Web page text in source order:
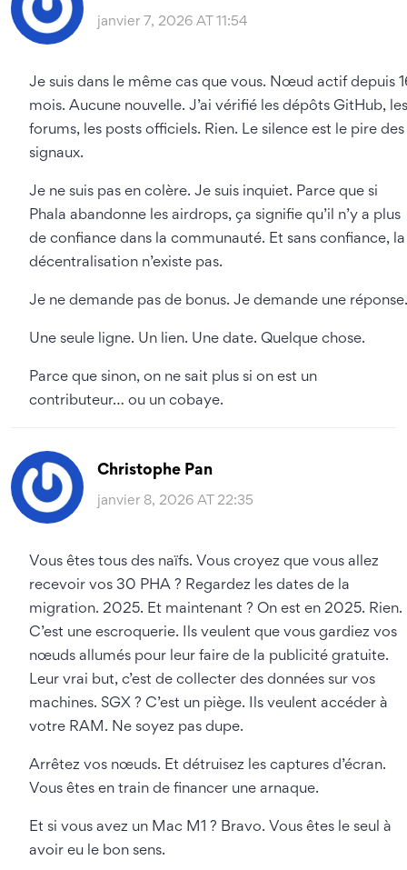
janvier 7, 2026 AT 11:54
Je suis dans le même cas que vous. Nœud actif depuis
mois. Aucune nouvelle. J’ai vérifié les dépôts GitHub, les
forums, les posts officiels. Rien. Le silence est le pire des
signaux.
Je ne suis pas en colère. Je suis inquiet. Parce que si
Phala abandonne les airdrops, ça signifie qu’il n’y a plus
de confiance dans la communauté. Et sans confiance, la
décentralisation n’existe pas.
Je ne demande pas de bonus. Je demande une réponse.
Une seule ligne. Un lien. Une date. Quelque chose.
Parce que sinon, on ne sait plus si on est un
contributeur… ou un cobaye.
Christophe Pan
janvier 8, 2026 AT 22:35
Vous êtes tous des naïfs. Vous croyez que vous allez
recevoir vos 30 PHA ? Regardez les dates de la
migration. 2025. Et maintenant ? On est en 2025. Rien.
C’est une escroquerie. Ils veulent que vous gardiez vos
nœuds allumés pour leur faire de la publicité gratuite.
Leur vrai but, c’est de collecter des données sur vos
machines. SGX ? C’est un piège. Ils veulent accéder à
votre RAM. Ne soyez pas dupe.
Arrêtez vos nœuds. Et détruisez les captures d’écran.
Vous êtes en train de financer une arnaque.
Et si vous avez un Mac M1 ? Bravo. Vous êtes le seul à
avoir eu le bon sens.